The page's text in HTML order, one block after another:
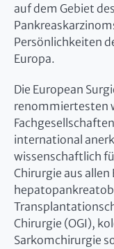
auf dem Gebiet
Persönlichkeiten
Europa.
Die European
renommiertesten
international
wissenschaftlich
Chirurgie aus allen
Chirurgie (OGI),
Sarkomchirurgie